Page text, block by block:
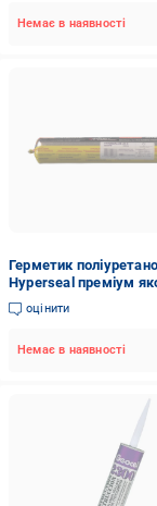
Немає в наявності
Герметик
Hyperseal преміум
Білий (23942162)
оцінити
Немає в наявності